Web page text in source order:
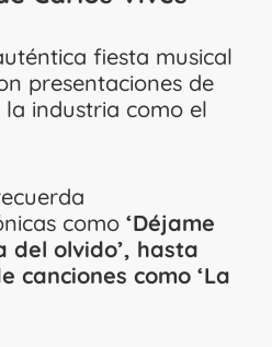
fiesta musical
presentaciones de
industria como el
como‘Déjame
del olvido’, hasta
canciones como ‘La